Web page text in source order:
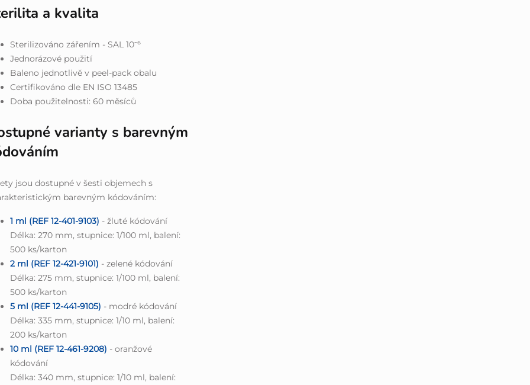
a kvalita
Sterilizováno zářením - SAL 10⁻⁶
Jednorázové použití
Baleno jednotlivě v peel-pack obalu
Certifikováno dle EN ISO 13485
Doba použitelnosti: 60 měsíců
varianty s barevným
jsou dostupné v šesti objemech s
barevným kódováním:
1 ml (REF 12-401-9103) - žluté kódování
Délka: 270 mm, stupnice: 1/100 ml, balení:
500 ks/karton
2 ml (REF 12-421-9101) - zelené kódování
Délka: 275 mm, stupnice: 1/100 ml, balení:
500 ks/karton
5 ml (REF 12-441-9105) - modré kódování
Délka: 335 mm, stupnice: 1/10 ml, balení:
200 ks/karton
10 ml (REF 12-461-9208) - oranžové
kódování
Délka: 340 mm, stupnice: 1/10 ml, balení: